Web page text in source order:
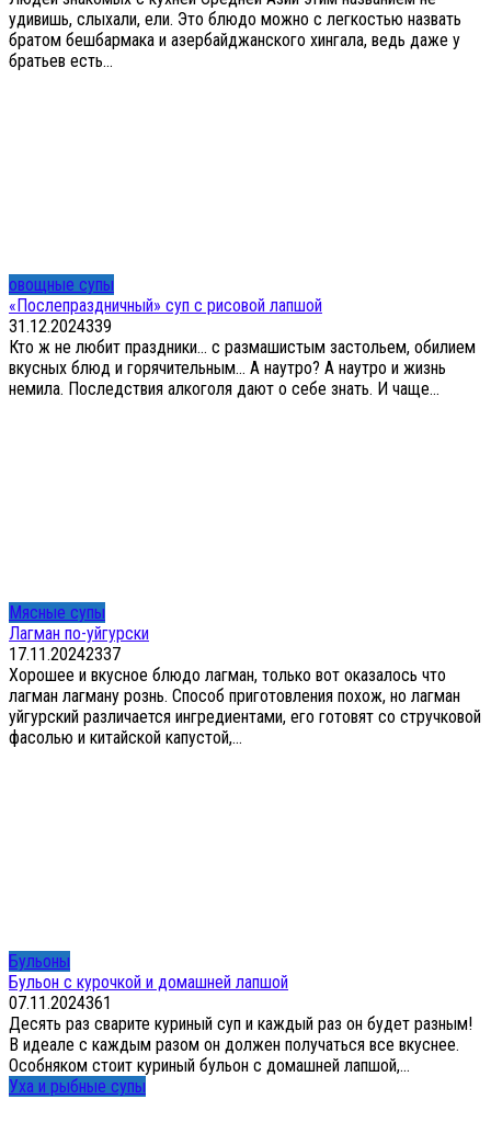
удивишь, слыхали, ели. Это блюдо можно с легкостью назвать
братом бешбармака и азербайджанского хингала, ведь даже у
братьев есть...
овощные супы
«Послепраздничный» суп с рисовой лапшой
31.12.2024339
Кто ж не любит праздники… с размашистым застольем, обилием
вкусных блюд и горячительным… А наутро? А наутро и жизнь
немила. Последствия алкоголя дают о себе знать. И чаще...
Мясные супы
Лагман по-уйгурски
17.11.20242337
Хорошее и вкусное блюдо лагман, только вот оказалось что
лагман лагману рознь. Способ приготовления похож, но лагман
уйгурский различается ингредиентами, его готовят со стручковой
фасолью и китайской капустой,...
Бульоны
Бульон с курочкой и домашней лапшой
07.11.2024361
Десять раз сварите куриный суп и каждый раз он будет разным!
В идеале с каждым разом он должен получаться все вкуснее.
Особняком стоит куриный бульон с домашней лапшой,...
Уха и рыбные супы